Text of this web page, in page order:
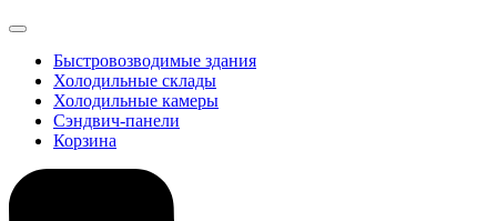
Быстровозводимые здания
Холодильные склады
Холодильные камеры
Сэндвич-панели
Корзина